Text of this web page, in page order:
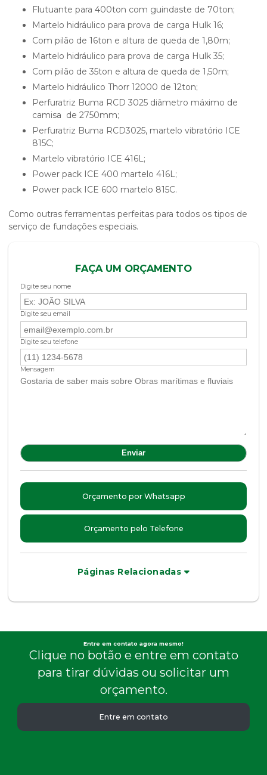
Flutuante para 400ton com guindaste de 70ton;
Martelo hidráulico para prova de carga Hulk 16;
Com pilão de 16ton e altura de queda de 1,80m;
Martelo hidráulico para prova de carga Hulk 35;
Com pilão de 35ton e altura de queda de 1,50m;
Martelo hidráulico Thorr 12000 de 12ton;
Perfuratriz Buma RCD 3025 diâmetro máximo de
camisa de 2750mm;
Perfuratriz Buma RCD3025, martelo vibratório ICE
815C;
Martelo vibratório ICE 416L;
Power pack ICE 400 martelo 416L;
Power pack ICE 600 martelo 815C.
Como outras ferramentas perfeitas para todos os tipos de
serviço de fundações especiais.
FAÇA UM ORÇAMENTO
Digite seu nome
Digite seu email
Digite seu telefone
Mensagem
Orçamento por Whatsapp
Orçamento pelo Telefone
Páginas Relacionadas
Entre em contato agora mesmo!
Clique no botão e entre em contato
para tirar dúvidas ou solicitar um
orçamento.
Entre em contato